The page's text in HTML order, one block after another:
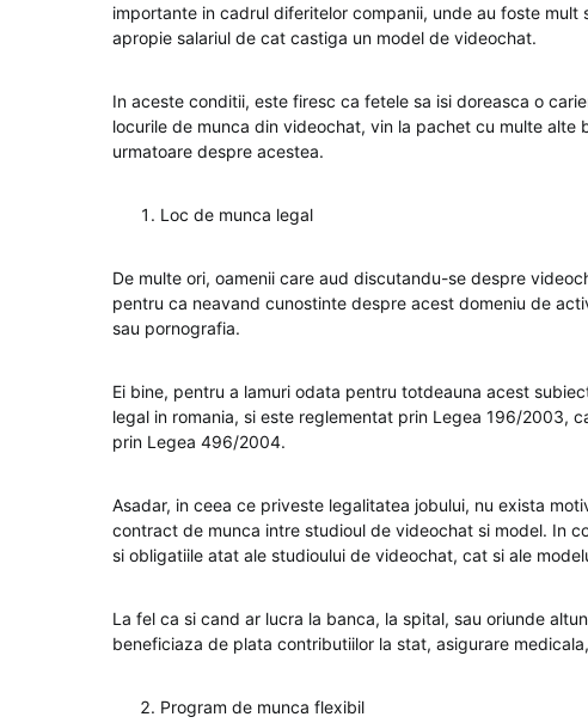
importante in cadrul diferitelor companii, unde au foste mult
apropie salariul de cat castiga un model de videochat.
In aceste conditii, este firesc ca fetele sa isi doreasca o
locurile de munca din videochat, vin la pachet cu multe alte
urmatoare despre acestea.
Loc de munca legal
De multe ori, oamenii care aud discutandu-se despre
pentru ca neavand cunostinte despre acest domeniu de
sau pornografia.
Ei bine, pentru a lamuri odata pentru totdeauna acest
legal in romania, si este reglementat prin Legea 196/2003,
prin Legea 496/2004.
Asadar, in ceea ce priveste legalitatea jobului, nu exista
contract de munca intre studioul de videochat si model. In
si obligatiile atat ale studioului de videochat, cat si ale
La fel ca si cand ar lucra la banca, la spital, sau oriunde
beneficiaza de plata contributiilor la stat, asigurare
Program de munca flexibil